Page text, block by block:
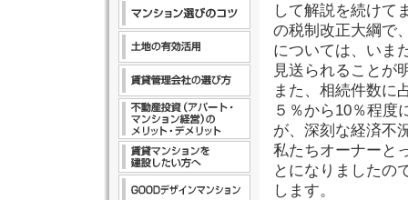
して解説を続けて
の税制改正大綱で
については、いま
見送られることが
また、相続件数に
５％から10％程度
が、深刻な経済不
私たちオーナーと
とになりましたの
します。